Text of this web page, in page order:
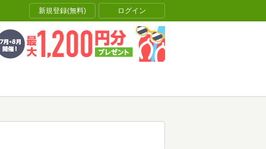
新規登録(無料) ログイン